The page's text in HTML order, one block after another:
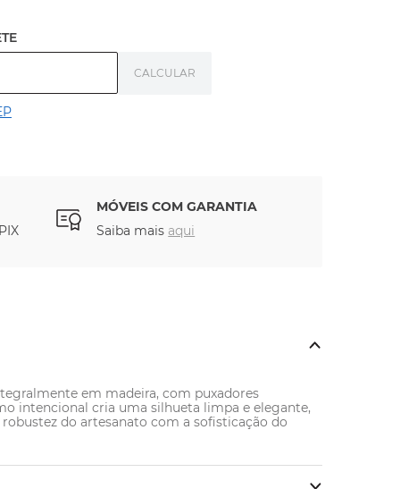
MÓVEIS COM GARANTIA
Saiba mais aqui
em madeira, com puxadores
intencional cria uma silhueta limpa e elegante,
do artesanato com a sofisticação do